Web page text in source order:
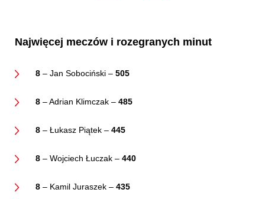
Najwięcej meczów i rozegranych minut
8 – Jan Sobociński – 505
8 – Adrian Klimczak – 485
8 – Łukasz Piątek – 445
8 – Wojciech Łuczak – 440
8 – Kamil Juraszek – 435